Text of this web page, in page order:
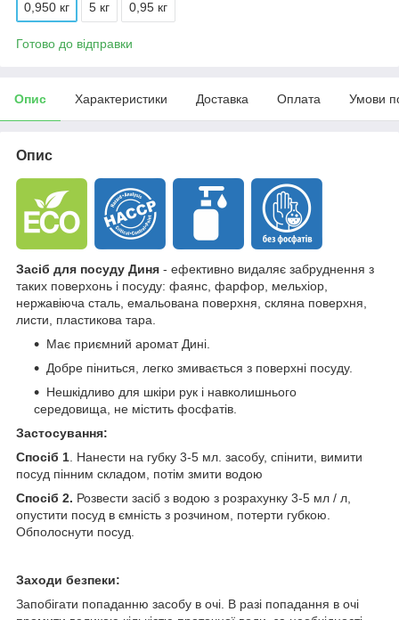
0,950 кг 5 кг 0,95 кг
Готово до відправки
Опис Характеристики Доставка Оплата Умови
Опис
Засіб для посуду Диня - ефективно видаляє забруднення з
таких поверхонь і посуду: фаянс, фарфор, мельхіор,
нержавіюча сталь, емальо­вана поверхня, скляна поверхня,
листи, пластикова тара.
Має приємний аромат Дині.
Добре піниться, легко змивається з поверхні посуду.
Нешкідливо для шкіри рук і навколишнього
середовища, не містить фосфатів.
Застосування:
Спосіб 1 . Нанести на губку 3-5 мл. засобу, спінити, вимити
посуд пінним складом, потім змити водою
Спосіб 2. Розвести засіб з водою з розрахунку 3-5 мл / л,
опустити посуд в ємність з розчином, потерти губкою.
Обполоснути посуд.
Заходи безпеки:
Запобігати попаданню засобу в очі. В разі попадання в очі